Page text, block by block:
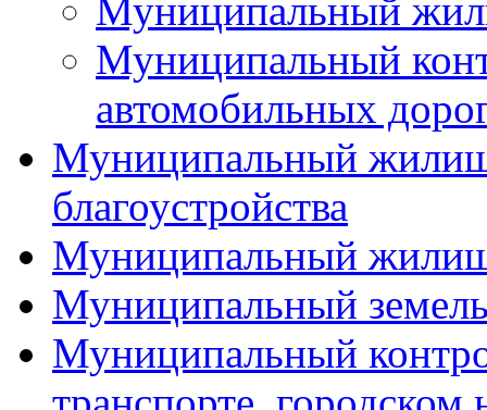
Муниципальный
Муниципальный
автомобильных
Муниципальный
благоустройства
Муниципальный
Муниципальный
Муниципальный